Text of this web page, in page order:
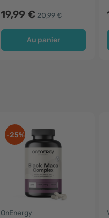
19,99 € 20,99 €
Au panier
-25%
OnEnergy